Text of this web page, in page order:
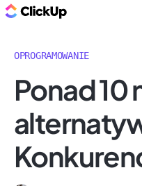
OPROGRAMOWANIE
Ponad 10